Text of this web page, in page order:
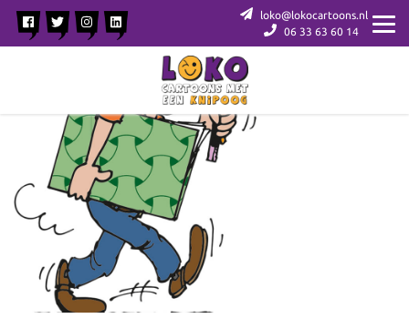
loko@lokocartoons.nl
06 33 63 60 14